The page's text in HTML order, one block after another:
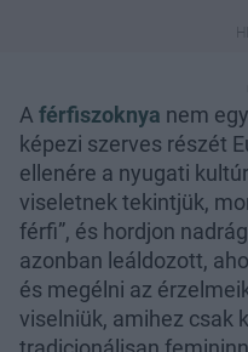
A férfiszoknya nem
képezi szerves részét
ellenére a nyugati
viseletnek tekintjük,
férfi”, és hordjon
azonban leáldozott,
és megélni az
viselniük, amihez csak